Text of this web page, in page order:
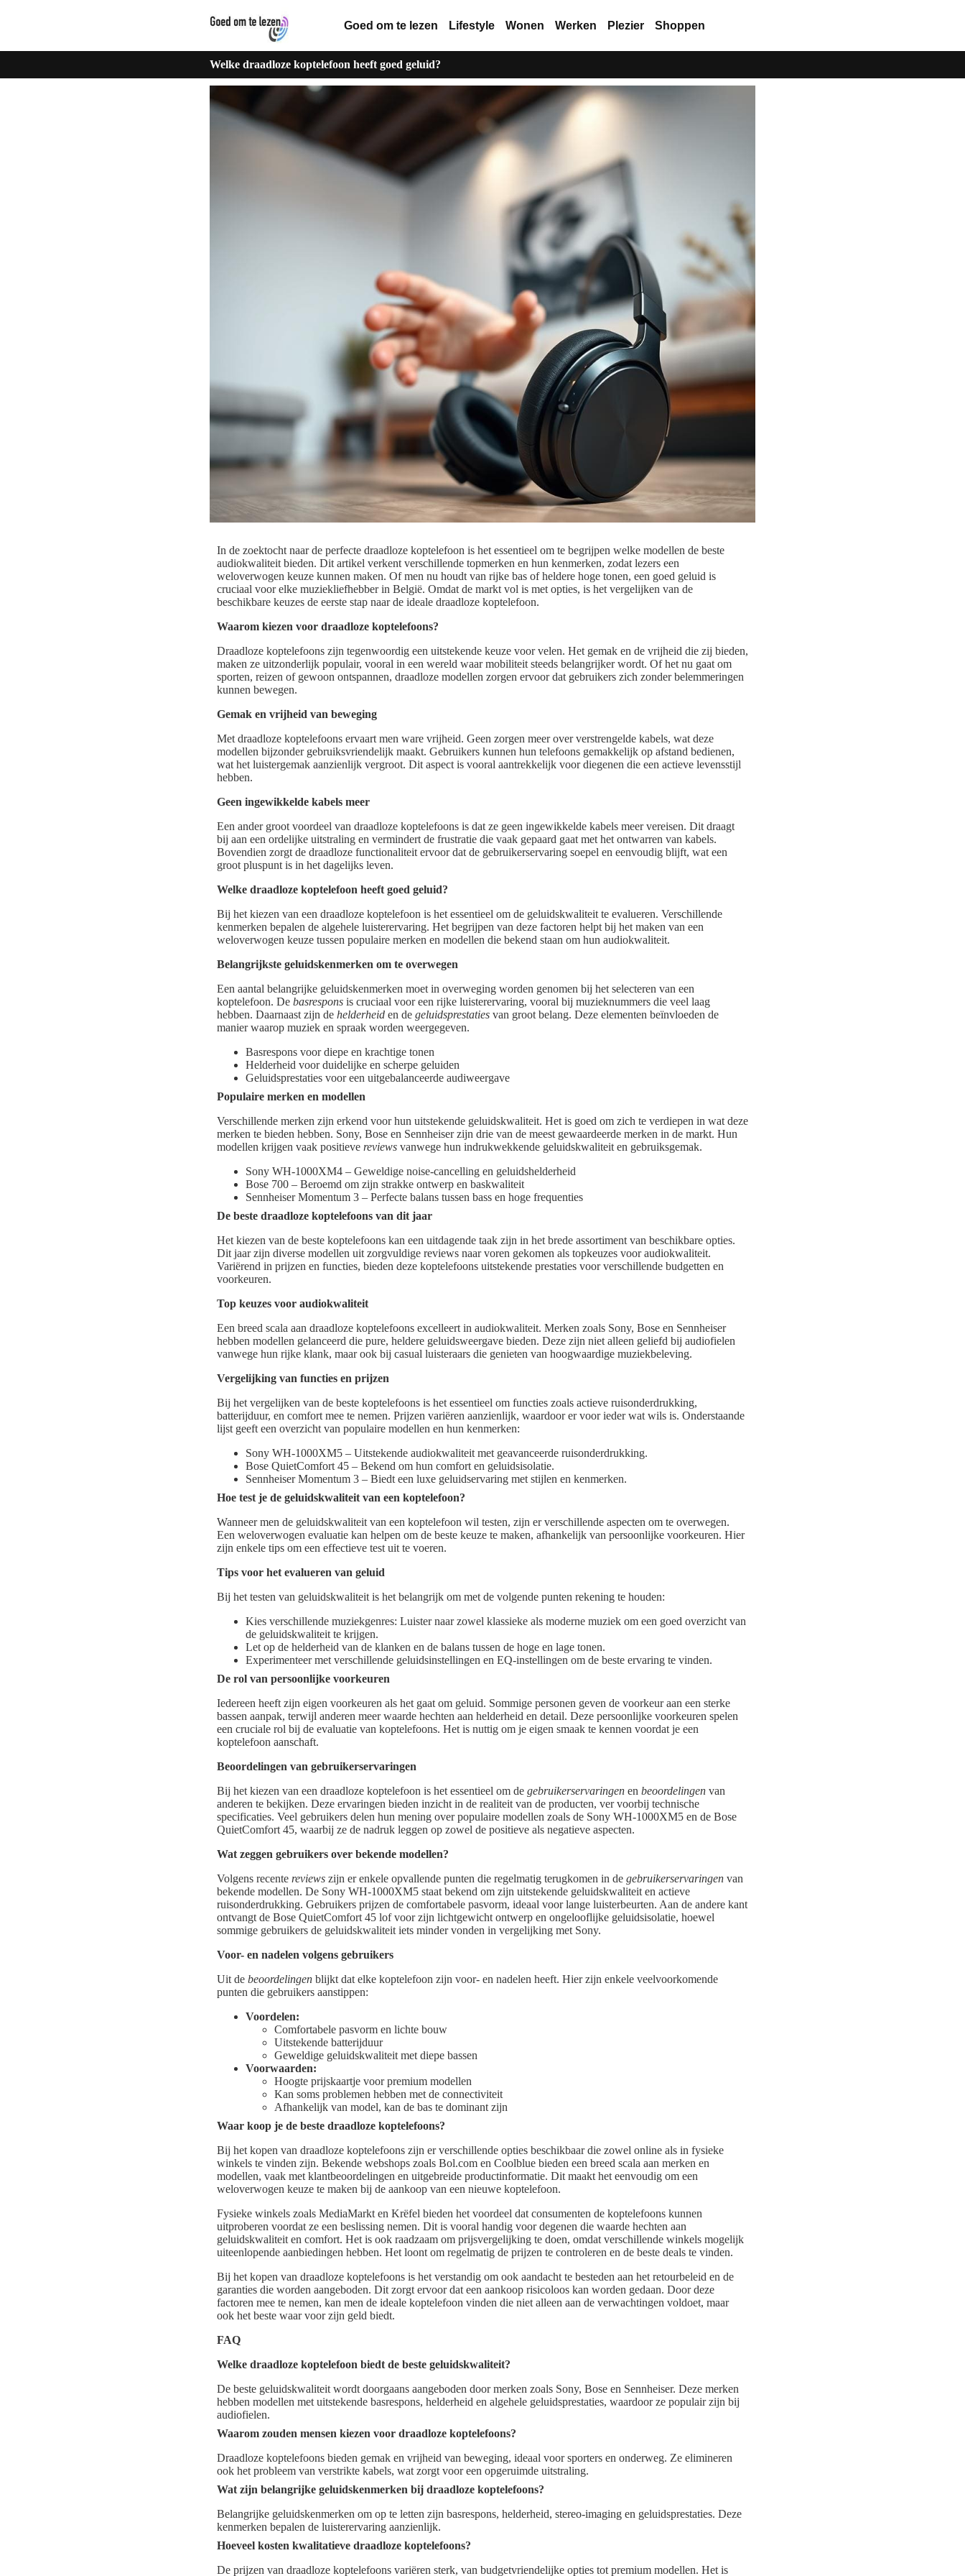
Goed om te lezen Lifestyle Wonen Werken Plezier Shoppen
Welke draadloze koptelefoon heeft goed geluid?
In de zoektocht naar de perfecte draadloze koptelefoon is het essentieel om te begrijpen welke modellen de beste
audiokwaliteit bieden. Dit artikel verkent verschillende topmerken en hun kenmerken, zodat lezers een
weloverwogen keuze kunnen maken. Of men nu houdt van rijke bas of heldere hoge tonen, een goed geluid is
cruciaal voor elke muziekliefhebber in België. Omdat de markt vol is met opties, is het vergelijken van de
beschikbare keuzes de eerste stap naar de ideale draadloze koptelefoon.
Waarom kiezen voor draadloze koptelefoons?
Draadloze koptelefoons zijn tegenwoordig een uitstekende keuze voor velen. Het gemak en de vrijheid die zij bieden,
maken ze uitzonderlijk populair, vooral in een wereld waar mobiliteit steeds belangrijker wordt. Of het nu gaat om
sporten, reizen of gewoon ontspannen, draadloze modellen zorgen ervoor dat gebruikers zich zonder belemmeringen
kunnen bewegen.
Gemak en vrijheid van beweging
Met draadloze koptelefoons ervaart men ware vrijheid. Geen zorgen meer over verstrengelde kabels, wat deze
modellen bijzonder gebruiksvriendelijk maakt. Gebruikers kunnen hun telefoons gemakkelijk op afstand bedienen,
wat het luistergemak aanzienlijk vergroot. Dit aspect is vooral aantrekkelijk voor diegenen die een actieve levensstijl
hebben.
Geen ingewikkelde kabels meer
Een ander groot voordeel van draadloze koptelefoons is dat ze geen ingewikkelde kabels meer vereisen. Dit draagt
bij aan een ordelijke uitstraling en vermindert de frustratie die vaak gepaard gaat met het ontwarren van kabels.
Bovendien zorgt de draadloze functionaliteit ervoor dat de gebruikerservaring soepel en eenvoudig blijft, wat een
groot pluspunt is in het dagelijks leven.
Welke draadloze koptelefoon heeft goed geluid?
Bij het kiezen van een draadloze koptelefoon is het essentieel om de geluidskwaliteit te evalueren. Verschillende
kenmerken bepalen de algehele luisterervaring. Het begrijpen van deze factoren helpt bij het maken van een
weloverwogen keuze tussen populaire merken en modellen die bekend staan om hun audiokwaliteit.
Belangrijkste geluidskenmerken om te overwegen
Een aantal belangrijke geluidskenmerken moet in overweging worden genomen bij het selecteren van een
koptelefoon. De basrespons is cruciaal voor een rijke luisterervaring, vooral bij muzieknummers die veel laag
hebben. Daarnaast zijn de helderheid en de geluidsprestaties van groot belang. Deze elementen beïnvloeden de
manier waarop muziek en spraak worden weergegeven.
Basrespons voor diepe en krachtige tonen
Helderheid voor duidelijke en scherpe geluiden
Geluidsprestaties voor een uitgebalanceerde audiweergave
Populaire merken en modellen
Verschillende merken zijn erkend voor hun uitstekende geluidskwaliteit. Het is goed om zich te verdiepen in wat deze
merken te bieden hebben. Sony, Bose en Sennheiser zijn drie van de meest gewaardeerde merken in de markt. Hun
modellen krijgen vaak positieve reviews vanwege hun indrukwekkende geluidskwaliteit en gebruiksgemak.
Sony WH-1000XM4 – Geweldige noise-cancelling en geluidshelderheid
Bose 700 – Beroemd om zijn strakke ontwerp en baskwaliteit
Sennheiser Momentum 3 – Perfecte balans tussen bass en hoge frequenties
De beste draadloze koptelefoons van dit jaar
Het kiezen van de beste koptelefoons kan een uitdagende taak zijn in het brede assortiment van beschikbare opties.
Dit jaar zijn diverse modellen uit zorgvuldige reviews naar voren gekomen als topkeuzes voor audiokwaliteit.
Variërend in prijzen en functies, bieden deze koptelefoons uitstekende prestaties voor verschillende budgetten en
voorkeuren.
Top keuzes voor audiokwaliteit
Een breed scala aan draadloze koptelefoons excelleert in audiokwaliteit. Merken zoals Sony, Bose en Sennheiser
hebben modellen gelanceerd die pure, heldere geluidsweergave bieden. Deze zijn niet alleen geliefd bij audiofielen
vanwege hun rijke klank, maar ook bij casual luisteraars die genieten van hoogwaardige muziekbeleving.
Vergelijking van functies en prijzen
Bij het vergelijken van de beste koptelefoons is het essentieel om functies zoals actieve ruisonderdrukking,
batterijduur, en comfort mee te nemen. Prijzen variëren aanzienlijk, waardoor er voor ieder wat wils is. Onderstaande
lijst geeft een overzicht van populaire modellen en hun kenmerken:
Sony WH-1000XM5 – Uitstekende audiokwaliteit met geavanceerde ruisonderdrukking.
Bose QuietComfort 45 – Bekend om hun comfort en geluidsisolatie.
Sennheiser Momentum 3 – Biedt een luxe geluidservaring met stijlen en kenmerken.
Hoe test je de geluidskwaliteit van een koptelefoon?
Wanneer men de geluidskwaliteit van een koptelefoon wil testen, zijn er verschillende aspecten om te overwegen.
Een weloverwogen evaluatie kan helpen om de beste keuze te maken, afhankelijk van persoonlijke voorkeuren. Hier
zijn enkele tips om een effectieve test uit te voeren.
Tips voor het evalueren van geluid
Bij het testen van geluidskwaliteit is het belangrijk om met de volgende punten rekening te houden:
Kies verschillende muziekgenres: Luister naar zowel klassieke als moderne muziek om een goed overzicht van
de geluidskwaliteit te krijgen.
Let op de helderheid van de klanken en de balans tussen de hoge en lage tonen.
Experimenteer met verschillende geluidsinstellingen en EQ-instellingen om de beste ervaring te vinden.
De rol van persoonlijke voorkeuren
Iedereen heeft zijn eigen voorkeuren als het gaat om geluid. Sommige personen geven de voorkeur aan een sterke
bassen aanpak, terwijl anderen meer waarde hechten aan helderheid en detail. Deze persoonlijke voorkeuren spelen
een cruciale rol bij de evaluatie van koptelefoons. Het is nuttig om je eigen smaak te kennen voordat je een
koptelefoon aanschaft.
Beoordelingen van gebruikerservaringen
Bij het kiezen van een draadloze koptelefoon is het essentieel om de gebruikerservaringen en beoordelingen van
anderen te bekijken. Deze ervaringen bieden inzicht in de realiteit van de producten, ver voorbij technische
specificaties. Veel gebruikers delen hun mening over populaire modellen zoals de Sony WH-1000XM5 en de Bose
QuietComfort 45, waarbij ze de nadruk leggen op zowel de positieve als negatieve aspecten.
Wat zeggen gebruikers over bekende modellen?
Volgens recente reviews zijn er enkele opvallende punten die regelmatig terugkomen in de gebruikerservaringen van
bekende modellen. De Sony WH-1000XM5 staat bekend om zijn uitstekende geluidskwaliteit en actieve
ruisonderdrukking. Gebruikers prijzen de comfortabele pasvorm, ideaal voor lange luisterbeurten. Aan de andere kant
ontvangt de Bose QuietComfort 45 lof voor zijn lichtgewicht ontwerp en ongelooflijke geluidsisolatie, hoewel
sommige gebruikers de geluidskwaliteit iets minder vonden in vergelijking met Sony.
Voor- en nadelen volgens gebruikers
Uit de beoordelingen blijkt dat elke koptelefoon zijn voor- en nadelen heeft. Hier zijn enkele veelvoorkomende
punten die gebruikers aanstippen:
Voordelen:
Comfortabele pasvorm en lichte bouw
Uitstekende batterijduur
Geweldige geluidskwaliteit met diepe bassen
Voorwaarden:
Hoogte prijskaartje voor premium modellen
Kan soms problemen hebben met de connectiviteit
Afhankelijk van model, kan de bas te dominant zijn
Waar koop je de beste draadloze koptelefoons?
Bij het kopen van draadloze koptelefoons zijn er verschillende opties beschikbaar die zowel online als in fysieke
winkels te vinden zijn. Bekende webshops zoals Bol.com en Coolblue bieden een breed scala aan merken en
modellen, vaak met klantbeoordelingen en uitgebreide productinformatie. Dit maakt het eenvoudig om een
weloverwogen keuze te maken bij de aankoop van een nieuwe koptelefoon.
Fysieke winkels zoals MediaMarkt en Krëfel bieden het voordeel dat consumenten de koptelefoons kunnen
uitproberen voordat ze een beslissing nemen. Dit is vooral handig voor degenen die waarde hechten aan
geluidskwaliteit en comfort. Het is ook raadzaam om prijsvergelijking te doen, omdat verschillende winkels mogelijk
uiteenlopende aanbiedingen hebben. Het loont om regelmatig de prijzen te controleren en de beste deals te vinden.
Bij het kopen van draadloze koptelefoons is het verstandig om ook aandacht te besteden aan het retourbeleid en de
garanties die worden aangeboden. Dit zorgt ervoor dat een aankoop risicoloos kan worden gedaan. Door deze
factoren mee te nemen, kan men de ideale koptelefoon vinden die niet alleen aan de verwachtingen voldoet, maar
ook het beste waar voor zijn geld biedt.
FAQ
Welke draadloze koptelefoon biedt de beste geluidskwaliteit?
De beste geluidskwaliteit wordt doorgaans aangeboden door merken zoals Sony, Bose en Sennheiser. Deze merken
hebben modellen met uitstekende basrespons, helderheid en algehele geluidsprestaties, waardoor ze populair zijn bij
audiofielen.
Waarom zouden mensen kiezen voor draadloze koptelefoons?
Draadloze koptelefoons bieden gemak en vrijheid van beweging, ideaal voor sporters en onderweg. Ze elimineren
ook het probleem van verstrikte kabels, wat zorgt voor een opgeruimde uitstraling.
Wat zijn belangrijke geluidskenmerken bij draadloze koptelefoons?
Belangrijke geluidskenmerken om op te letten zijn basrespons, helderheid, stereo-imaging en geluidsprestaties. Deze
kenmerken bepalen de luisterervaring aanzienlijk.
Hoeveel kosten kwalitatieve draadloze koptelefoons?
De prijzen van draadloze koptelefoons variëren sterk, van budgetvriendelijke opties tot premium modellen. Het is